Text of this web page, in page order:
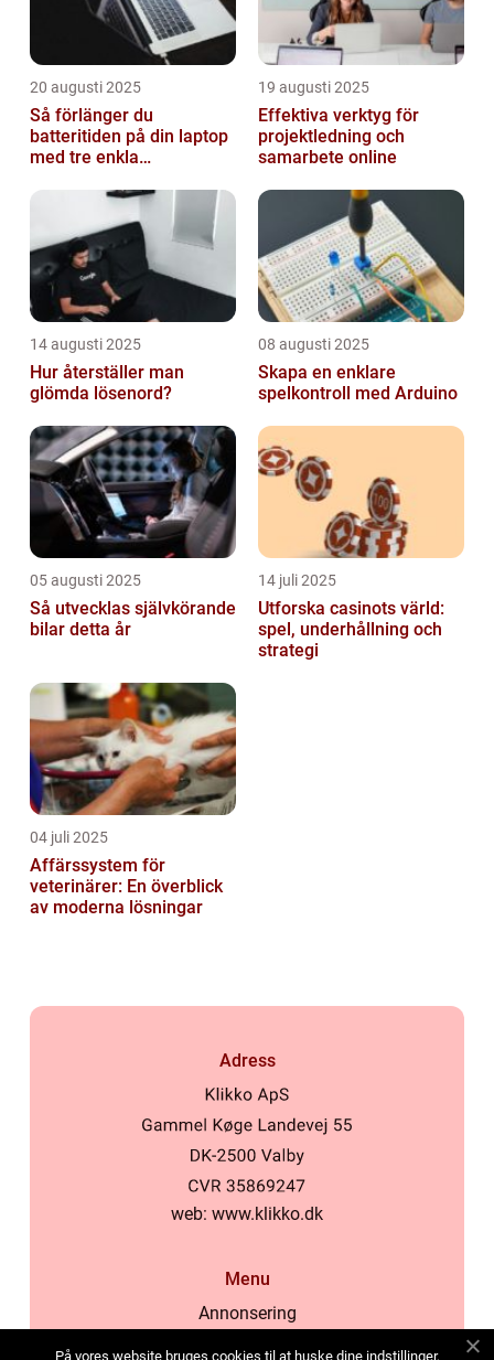
20 augusti 2025
Så förlänger du
batteritiden på din laptop
med tre enkla
19 augusti 2025
Effektiva verktyg för
projektledning och
samarbete online
14 augusti 2025
Hur återställer man
glömda lösenord?
08 augusti 2025
Skapa en enklare
spelkontroll med Arduino
05 augusti 2025
Så utvecklas självkörande
bilar detta år
14 juli 2025
Utforska casinots värld:
spel, underhållning och
strategi
04 juli 2025
Affärssystem för
veterinärer: En överblick
av moderna lösningar
Adress
web: www.klikko.dk
Menu
Annonsering
På vores website bruges cookies til at huske dine indstillinger,